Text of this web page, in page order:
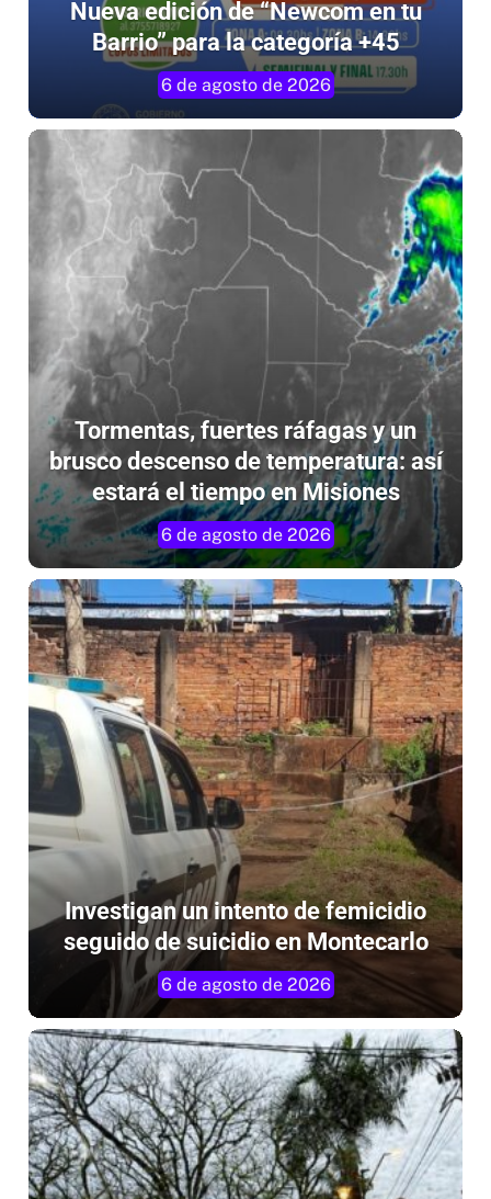
Barrio” para la categoría +45
6 de agosto de 2026
Tormentas, fuertes ráfagas y un
brusco descenso de temperatura: así
estará el tiempo en Misiones
6 de agosto de 2026
Investigan un intento de femicidio
seguido de suicidio en Montecarlo
6 de agosto de 2026